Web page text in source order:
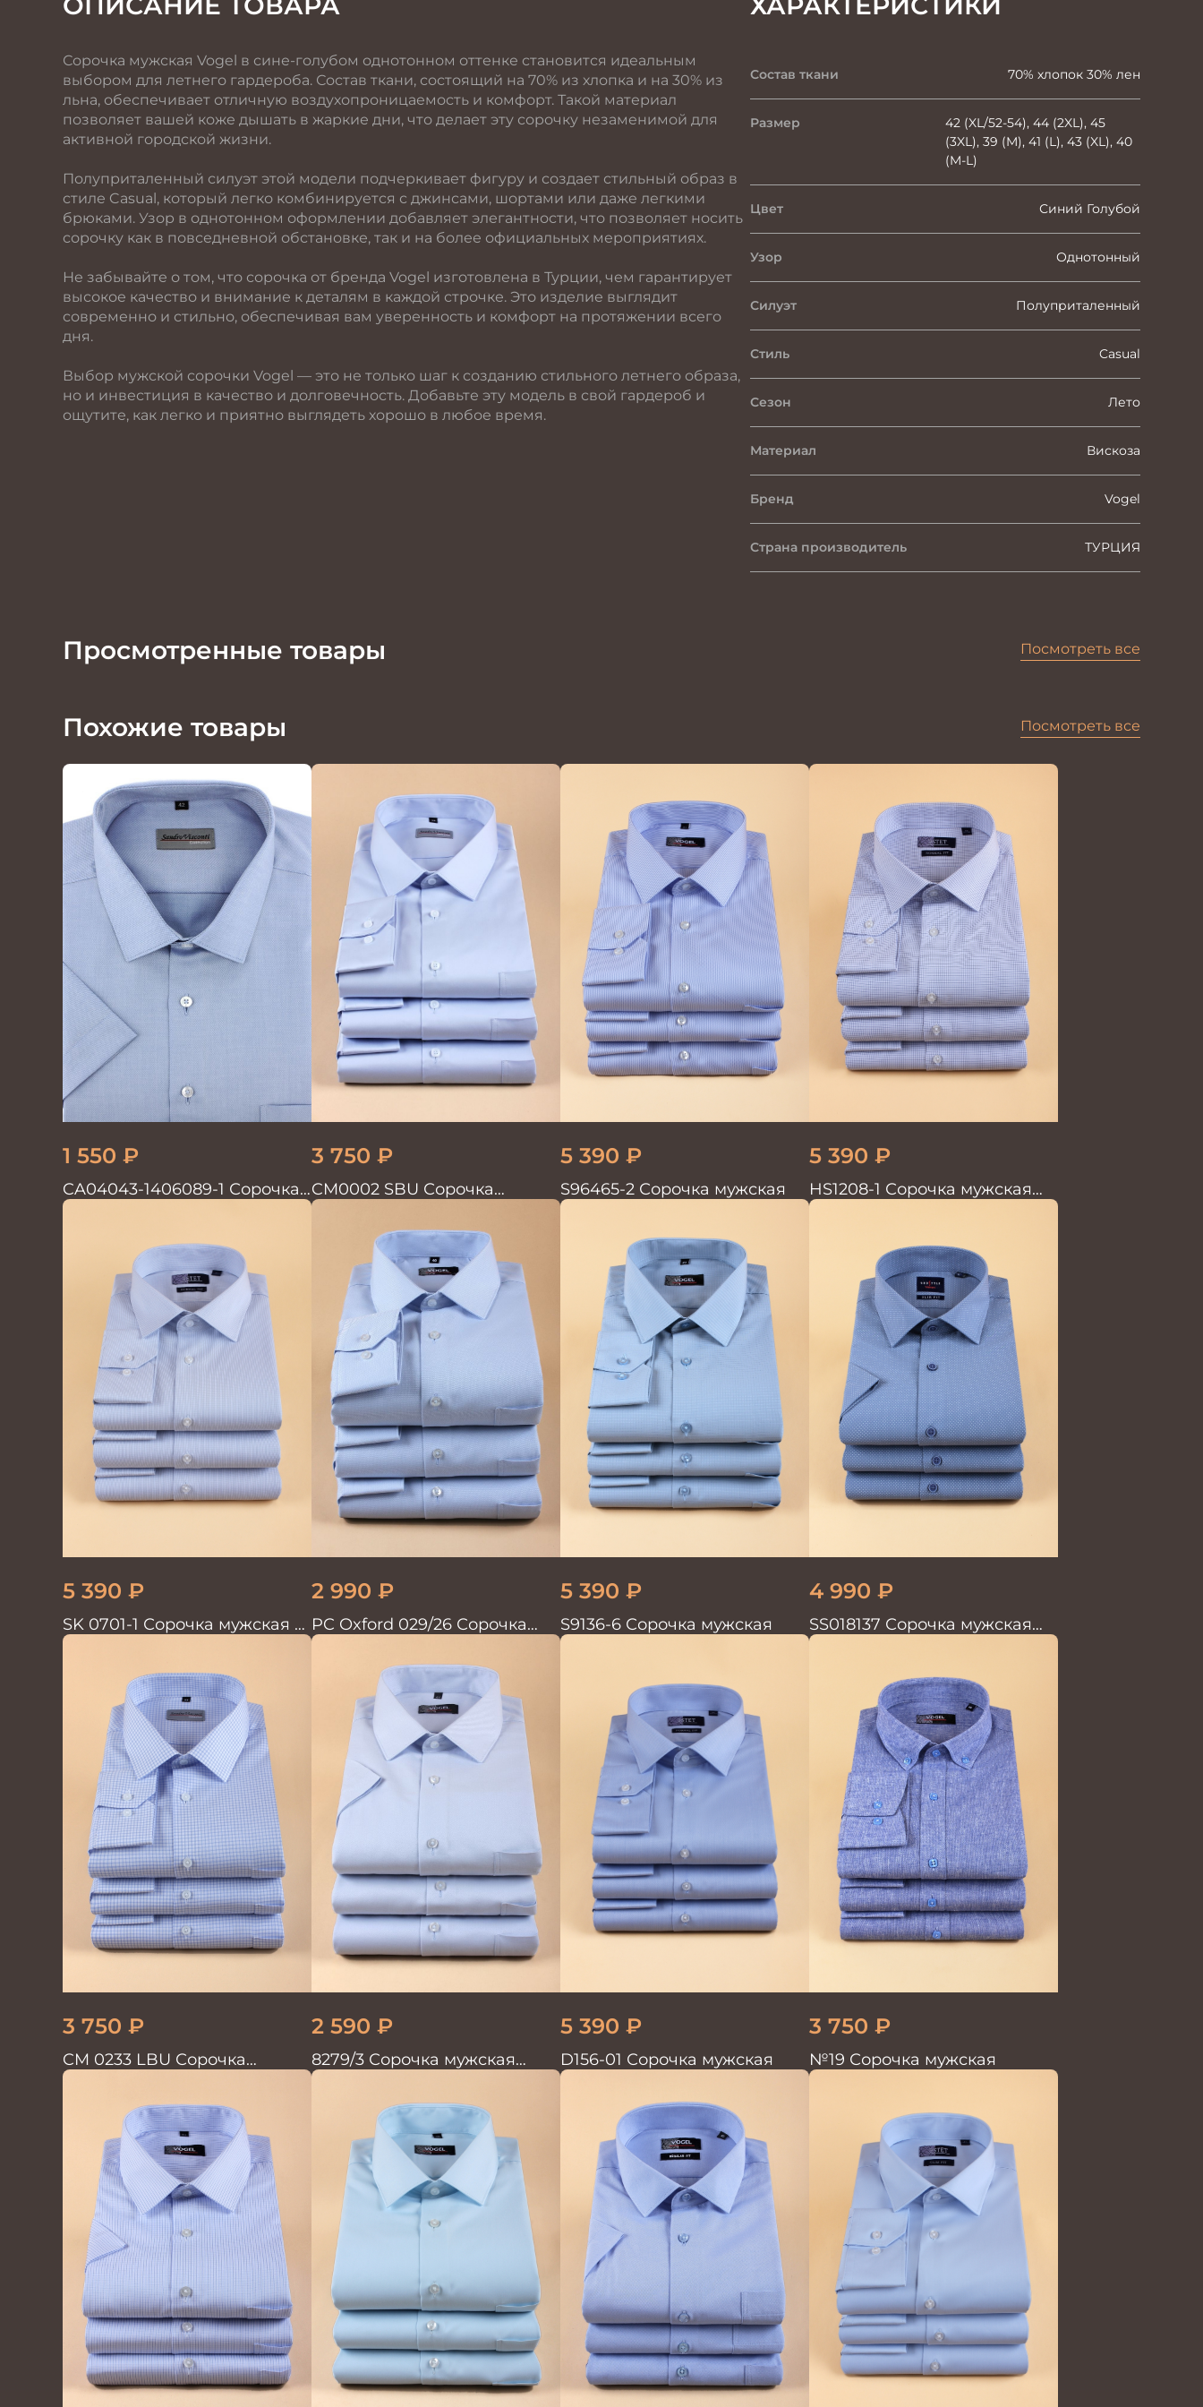
Сорочка мужская Vogel в сине-голубом однотонном оттенке становится идеальным
выбором для летнего гардероба. Состав ткани, состоящий на 70% из хлопка и на 30% из
льна, обеспечивает отличную воздухопроницаемость и комфорт. Такой материал
позволяет вашей коже дышать в жаркие дни, что делает эту сорочку незаменимой для
активной городской жизни.
Полуприталенный силуэт этой модели подчеркивает фигуру и создает стильный образ в
стиле Casual, который легко комбинируется с джинсами, шортами или даже легкими
брюками. Узор в однотонном оформлении добавляет элегантности, что позволяет носить
сорочку как в повседневной обстановке, так и на более официальных мероприятиях.
Не забывайте о том, что сорочка от бренда Vogel изготовлена в Турции, чем гарантирует
высокое качество и внимание к деталям в каждой строчке. Это изделие выглядит
современно и стильно, обеспечивая вам уверенность и комфорт на протяжении всего
дня.
Выбор мужской сорочки Vogel — это не только шаг к созданию стильного летнего образа,
но и инвестиция в качество и долговечность. Добавьте эту модель в свой гардероб и
ощутите, как легко и приятно выглядеть хорошо в любое время.
Состав ткани 70% хлопок 30% лен
Размер
42 (XL/52-54), 44 (2XL), 45
(3XL), 39 (M), 41 (L), 43 (XL), 40
(M-L)
Цвет Синий Голубой
Узор Однотонный
Силуэт Полуприталенный
Стиль Casual
Сезон Лето
Материал Вискоза
Бренд Vogel
Страна производитель ТУРЦИЯ
Просмотренные товары Посмотреть все
Похожие товары Посмотреть все
1 550 ₽
CA04043-1406089-1 Сорочка
мужская
3 750 ₽
CM0002 SBU Сорочка
мужская голубая
5 390 ₽
S96465-2 Сорочка мужская
5 390 ₽
HS1208-1 Сорочка мужская
голубая мел.клетка
5 390 ₽
SK 0701-1 Сорочка мужская с
шёлком
2 990 ₽
PC Oxford 029/26 Сорочка
5 390 ₽
S9136-6 Сорочка мужская
4 990 ₽
SS018137 Сорочка мужская
кор.рукав GROSTYLE TRENDY
3 750 ₽
CM 0233 LBU Сорочка
мужская
2 590 ₽
8279/3 Сорочка мужская
кор.рукав
5 390 ₽
D156-01 Сорочка мужская
3 750 ₽
№19 Сорочка мужская